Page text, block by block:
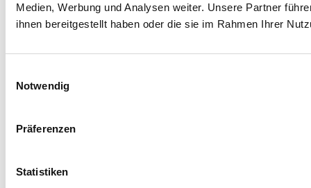
Medien, Werbung und Analysen weiter. Unsere Partner
ihnen bereitgestellt haben oder die sie im Rahmen Ihrer
Notwendig
Präferenzen
Statistiken